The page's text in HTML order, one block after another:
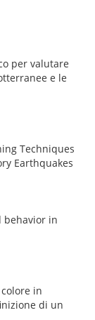
per valutare
e le
Techniques
Earthquakes
behavior in
in
di un